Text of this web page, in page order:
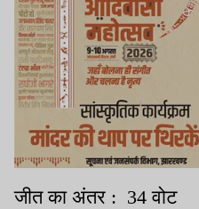
जीत का अंतर : 34 वोट